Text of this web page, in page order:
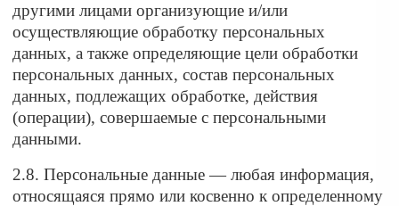
другими лицами организующие и/или
осуществляющие обработку персональных
данных, а также определяющие цели обработки
персональных данных, состав персональных
данных, подлежащих обработке, действия
(операции), совершаемые с персональными
данными.
2.8. Персональные данные — любая информация,
относящаяся прямо или косвенно к определенному